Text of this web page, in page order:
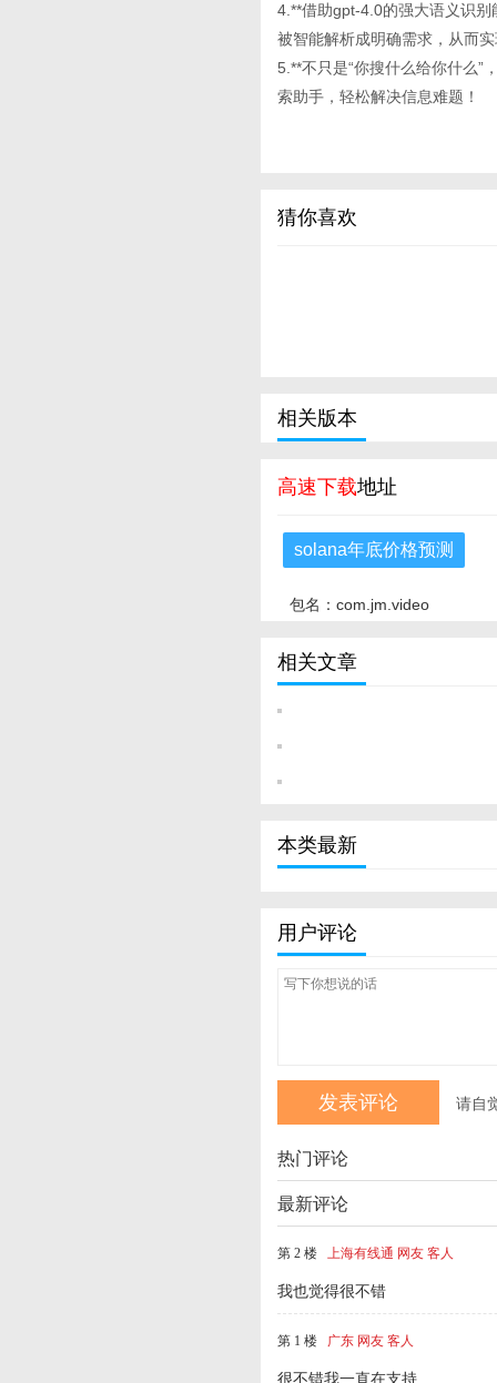
4.**借助gpt-4.0的强大语义识
被智能解析成明确需求，从而
5.**不只是“你搜什么给你什么”
索助手，轻松解决信息难题！
猜你喜欢
相关版本
高速下载地址
solana年底价格预测
包名：com.jm.video
相关文章
本类最新
用户评论
请自
热门评论
最新评论
第 2 楼 上海有线通 网友 客人
我也觉得很不错
第 1 楼 广东 网友 客人
很不错我一直在支持